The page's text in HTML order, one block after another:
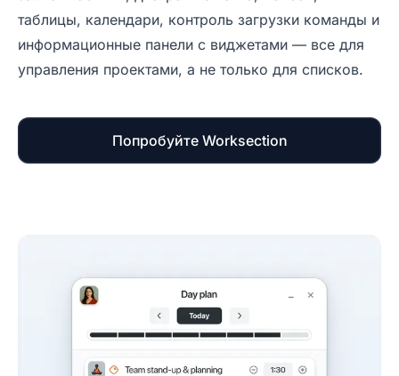
таблицы, календари, контроль загрузки команды и
информационные панели с виджетами — все для
управления проектами, а не только для списков.
Попробуйте Worksection